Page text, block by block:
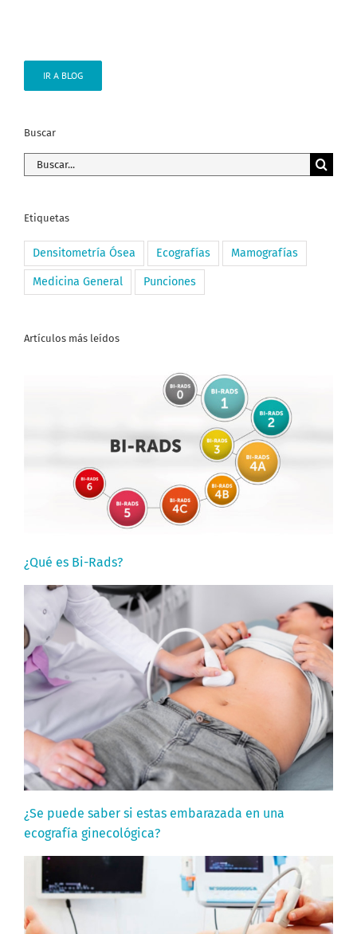
IR A BLOG
Buscar
Buscar:
Etiquetas
Densitometría Ósea Ecografías Mamografías
Medicina General Punciones
Artículos más leídos
¿Qué es Bi-Rads?
¿Se puede saber si estas embarazada en una
ecografía ginecológica?